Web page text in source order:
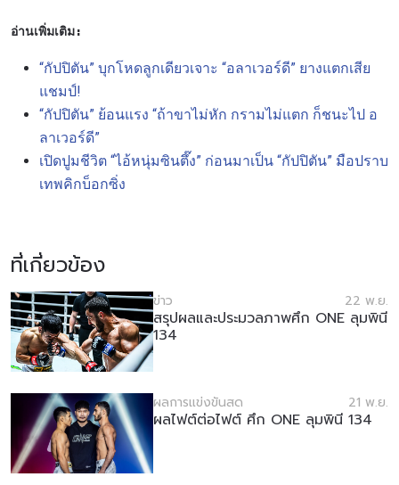
อ่านเพิ่มเติม:
“กัปปิตัน” บุกโหดลูกเดียวเจาะ “อลาเวอร์ดี” ยางแตกเสีย
แชมป์!
“กัปปิตัน” ย้อนแรง “ถ้าขาไม่หัก กรามไม่แตก ก็ชนะไป อ
ลาเวอร์ดี”
เปิดปูมชีวิต “ไอ้หนุ่มซินตึ๊ง” ก่อนมาเป็น “กัปปิตัน” มือปราบ
เทพคิกบ็อกซิ่ง
ที่เกี่ยวข้อง
ข่าว 22 พ.ย.
สรุปผลและประมวลภาพศึก ONE ลุมพินี
134
ผลการแข่งขันสด 21 พ.ย.
ผลไฟต์ต่อไฟต์ ศึก ONE ลุมพินี 134